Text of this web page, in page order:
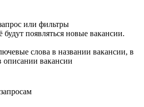
или фильтры
появляться новые вакансии.
слова в названии вакансии, в
описании вакансии